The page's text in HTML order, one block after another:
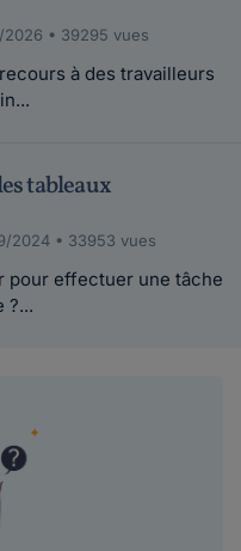
2026 • 39295 vues
à des travailleurs
tableaux
2024 • 33953 vues
pour effectuer une tâche
?...